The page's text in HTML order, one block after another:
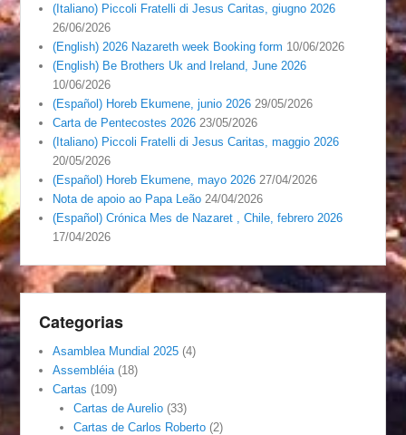
(Italiano) Piccoli Fratelli di Jesus Caritas, giugno 2026
26/06/2026
(English) 2026 Nazareth week Booking form 10/06/2026
(English) Be Brothers Uk and Ireland, June 2026
10/06/2026
(Español) Horeb Ekumene, junio 2026 29/05/2026
Carta de Pentecostes 2026 23/05/2026
(Italiano) Piccoli Fratelli di Jesus Caritas, maggio 2026
20/05/2026
(Español) Horeb Ekumene, mayo 2026 27/04/2026
Nota de apoio ao Papa Leão 24/04/2026
(Español) Crónica Mes de Nazaret , Chile, febrero 2026
17/04/2026
Categorias
Asamblea Mundial 2025 (4)
Assembléia (18)
Cartas (109)
Cartas de Aurelio(33)
Cartas de Carlos Roberto(2)